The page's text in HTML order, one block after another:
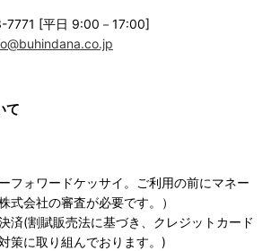
7771 [平日 9:00－17:00]
て
フォワードケッサイ。ご利用の前にマネー
式会社の審査が必要です。）
済(割賦販売法に基づき、クレジットカード
策に取り組んでおります。)